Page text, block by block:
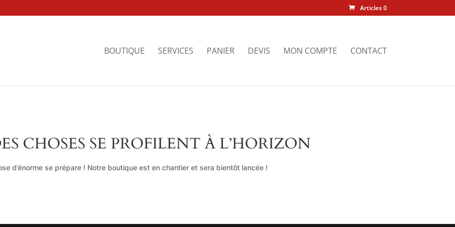
Articles 0
BOUTIQUE SERVICES PANIER DEVIS MON COMPTE CONTACT
CHOSES SE PROFILENT À L’HORIZON
d’énorme se prépare ! Notre boutique est en chantier et sera bientôt lancée !